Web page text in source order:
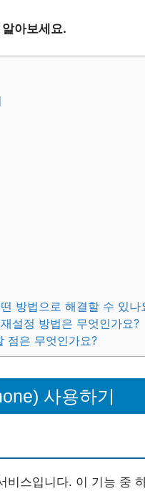
아보세요.
방법으로 해결할 수 있나
설정 방법은 무엇인가요?
점은 무엇인가요?
사용하기
스입니다. 이 기능 중